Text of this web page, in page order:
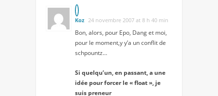
Koz 24 novembre 2007 at 8 h 40 min
Bon, alors, pour Epo, Dang et moi,
pour le moment,y y’a un conflit de
schpountz…
Si quelqu’un, en passant, a une
idée pour forcer le « float », je
suis preneur